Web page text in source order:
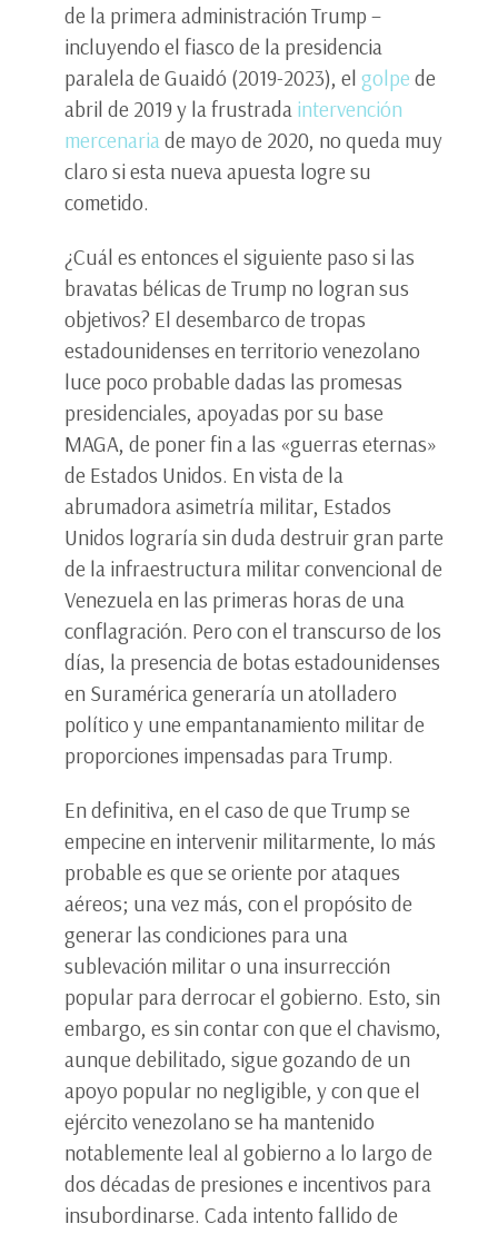
de la primera administración Trump –
incluyendo el fiasco de la presidencia
paralela de Guaidó (2019-2023), el golpe de
abril de 2019 y la frustrada intervención
mercenariade mayo de 2020, no queda muy
claro si esta nueva apuesta logre su
cometido.
¿Cuál es entonces el siguiente paso si las
bravatas bélicas de Trump no logran sus
objetivos? El desembarco de tropas
estadounidenses en territorio venezolano
luce poco probable dadas las promesas
presidenciales, apoyadas por su base
MAGA, de poner fin a las «guerras eternas»
de Estados Unidos. En vista de la
abrumadora asimetría militar, Estados
Unidos lograría sin duda destruir gran parte
de la infraestructura militar convencional de
Venezuela en las primeras horas de una
conflagración. Pero con el transcurso de los
días, la presencia de botas estadounidenses
en Suramérica generaría un atolladero
político y une empantanamiento militar de
proporciones impensadas para Trump.
En definitiva, en el caso de que Trump se
empecine en intervenir militarmente, lo más
probable es que se oriente por ataques
aéreos; una vez más, con el propósito de
generar las condiciones para una
sublevación militar o una insurrección
popular para derrocar el gobierno. Esto, sin
embargo, es sin contar con que el chavismo,
aunque debilitado, sigue gozando de un
apoyo popular no negligible, y con que el
ejército venezolano se ha mantenido
notablemente leal al gobierno a lo largo de
dos décadas de presiones e incentivos para
insubordinarse. Cada intento fallido de